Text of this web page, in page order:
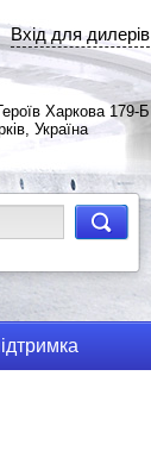
Вхід для дилерів
Харкова 179-Б
Україна